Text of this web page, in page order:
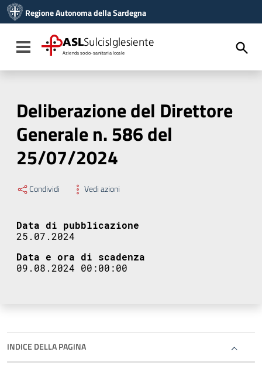
Vai al menu di navigazione
Vai al footer
Regione Autonoma della Sardegna
Toggle navigation
ASLSulcisIglesiente
Azienda socio-sanitaria locale
Deliberazione del Direttore
Generale n. 586 del
25/07/2024
Condividi Vedi azioni
Data di pubblicazione
25.07.2024
Data e ora di scadenza
09.08.2024 00:00:00
INDICE DELLA PAGINA